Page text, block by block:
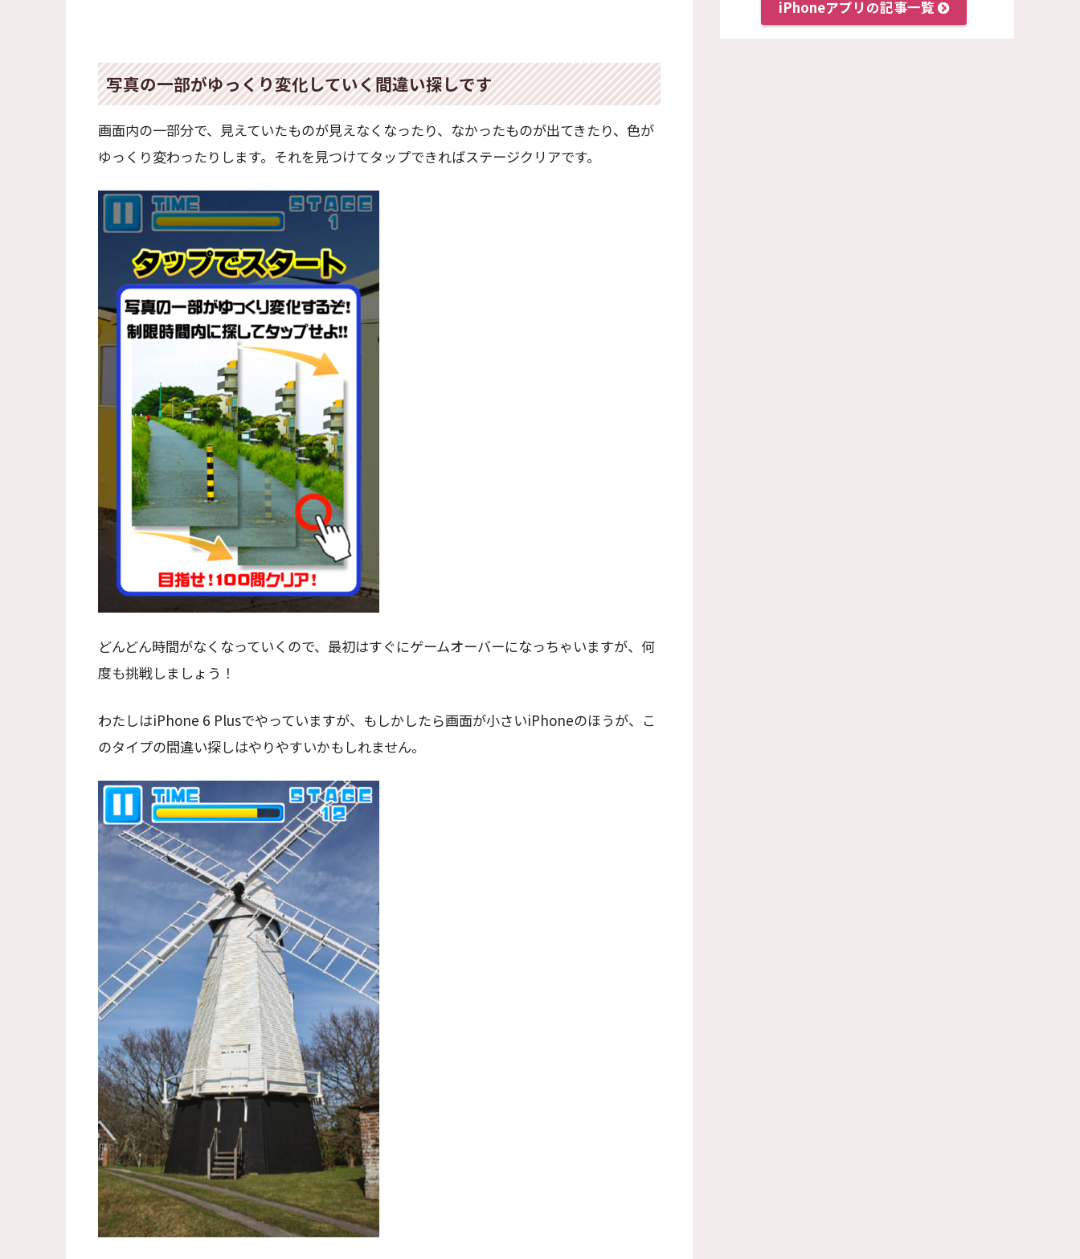
写真の一部がゆっくり変化していく間違い探しです
画面内の一部分で、見えていたものが見えなくなったり、なかったものが出てきたり、色が
ゆっくり変わったりします。それを見つけてタップできればステージクリアです。
どんどん時間がなくなっていくので、最初はすぐにゲームオーバーになっちゃいますが、何
度も挑戦しましょう！
わたしはiPhone 6 Plusでやっていますが、もしかしたら画面が小さいiPhoneのほうが、こ
のタイプの間違い探しはやりやすいかもしれません。
iPhoneアプリの記事一覧